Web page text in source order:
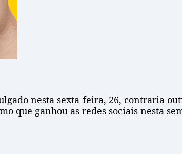
nesta sexta-feira, 26, contraria
que ganhou as redes sociais nesta